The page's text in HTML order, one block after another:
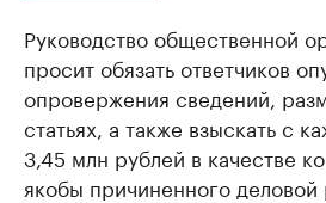
Руководство общественной
просит обязать ответчиков
опровержения сведений,
статьях, а также взыскать с
3,45 млн рублей в качестве
якобы причиненного деловой